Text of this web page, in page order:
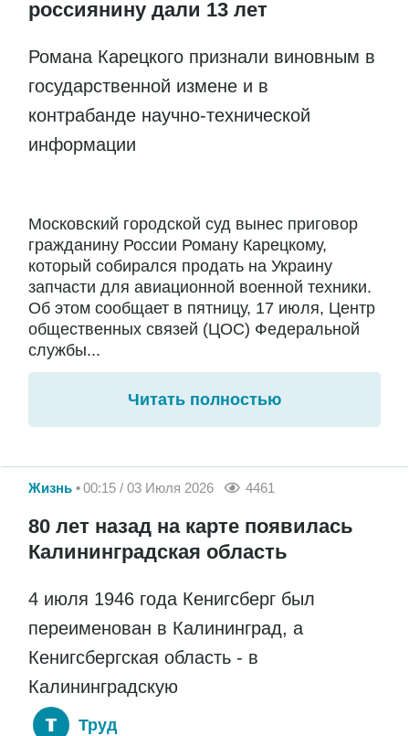
россиянину дали 13 лет
Романа Карецкого признали виновным в
государственной измене и в
контрабанде научно-технической
информации
Московский городской суд вынес приговор
гражданину России Роману Карецкому,
который собирался продать на Украину
запчасти для авиационной военной техники.
Об этом сообщает в пятницу, 17 июля, Центр
общественных связей (ЦОС) Федеральной
службы...
Читать полностью
Жизнь 00:15 / 03 Июля 2026 4461
80 лет назад на карте появилась
Калининградская область
4 июля 1946 года Кенигсберг был
переименован в Калининград, а
Кенигсбергская область - в
Калининградскую
Труд